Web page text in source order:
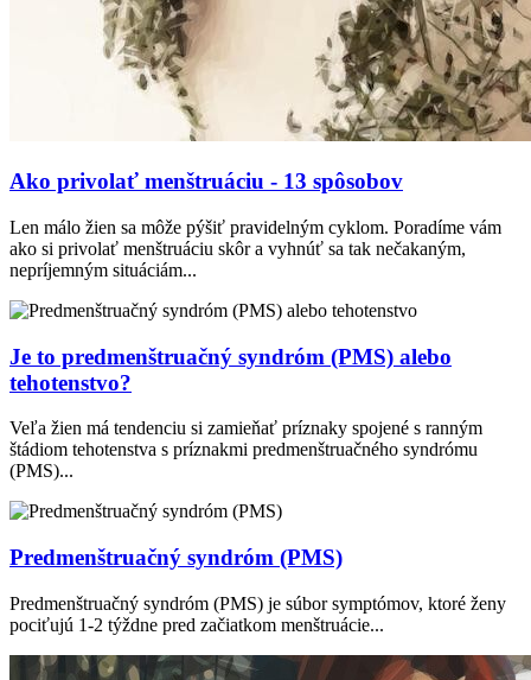
Ako privolať menštruáciu - 13 spôsobov
Len málo žien sa môže pýšiť pravidelným cyklom. Poradíme vám
ako si privolať menštruáciu skôr a vyhnúť sa tak nečakaným,
nepríjemným situáciám...
Je to predmenštruačný syndróm (PMS) alebo
tehotenstvo?
Veľa žien má tendenciu si zamieňať príznaky spojené s ranným
štádiom tehotenstva s príznakmi predmenštruačného syndrómu
(PMS)...
Predmenštruačný syndróm (PMS)
Predmenštruačný syndróm (PMS) je súbor symptómov, ktoré ženy
pociťujú 1-2 týždne pred začiatkom menštruácie...